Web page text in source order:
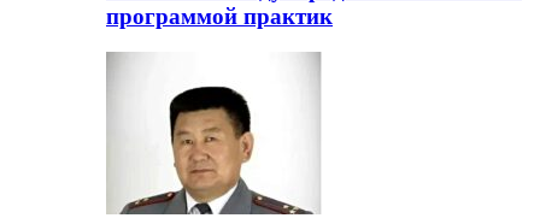
программой практик